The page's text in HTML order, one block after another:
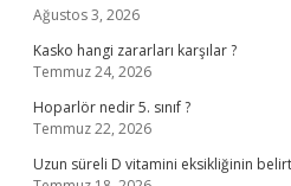
Ağustos 3, 2026
Kasko hangi zararları karşılar ?
Temmuz 24, 2026
Hoparlör nedir 5. sınıf ?
Temmuz 22, 2026
Uzun süreli D vitamini eksikliğinin